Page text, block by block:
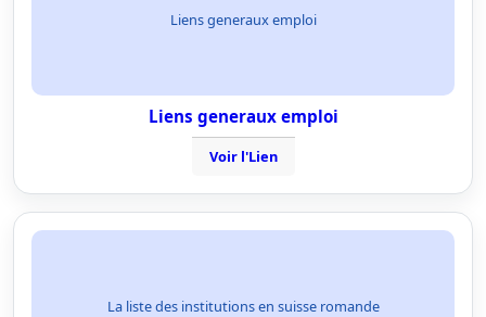
Liens generaux emploi
Liens generaux emploi
Voir l'Lien
La liste des institutions en suisse romande